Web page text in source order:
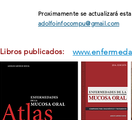
Proximamente se actualizará
adolfoinfocompu@gmail.com
Libros publicados: